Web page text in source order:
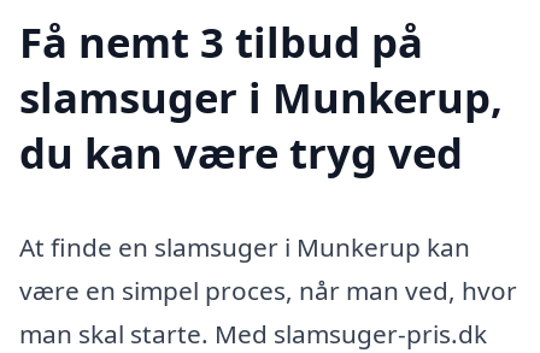
Få nemt 3 tilbud på
slamsuger i Munkerup,
du kan være tryg ved
At finde en slamsuger i Munkerup kan
være en simpel proces, når man ved, hvor
man skal starte. Med slamsuger-pris.dk